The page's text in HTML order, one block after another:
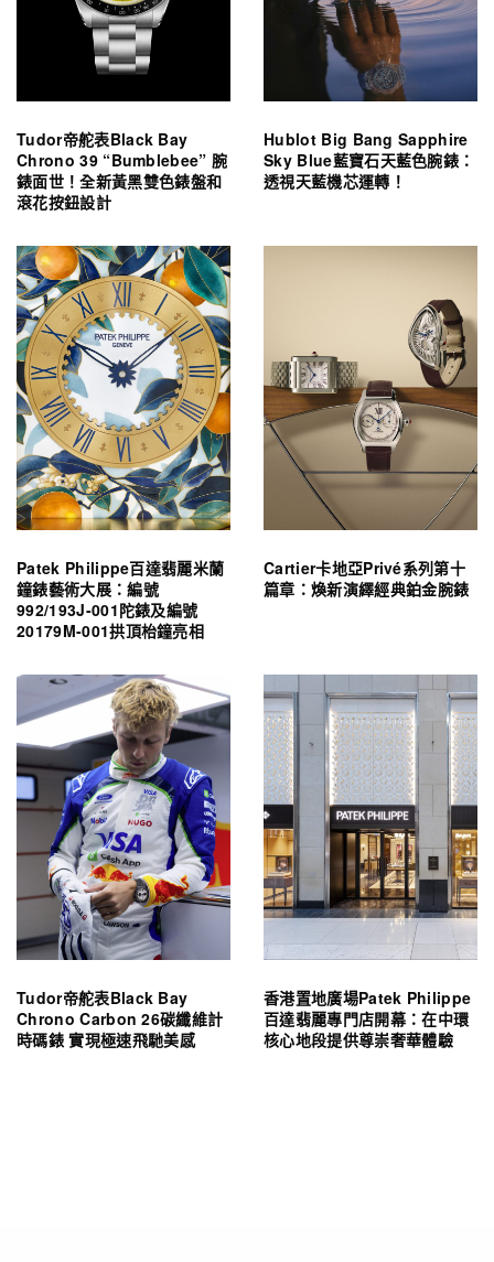
Tudor帝舵表Black Bay
Chrono 39 “Bumblebee” 腕
錶面世！全新黃黑雙色錶盤和
滾花按鈕設計
Hublot Big Bang Sapphire
Sky Blue藍寶石天藍色腕錶：
透視天藍機芯運轉！
Patek Philippe百達翡麗米蘭
鐘錶藝術大展：編號
992/193J-001陀錶及編號
20179M-001拱頂枱鐘亮相
Cartier卡地亞Privé系列第十
篇章：煥新演繹經典鉑金腕錶
Tudor帝舵表Black Bay
Chrono Carbon 26碳纖維計
時碼錶 實現極速飛馳美感
香港置地廣場Patek Philippe
百達翡麗專門店開幕：在中環
核心地段提供尊崇奢華體驗